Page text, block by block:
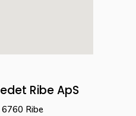
Ribe ApS
Ribe